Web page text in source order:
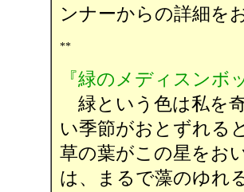
ンナーからの詳細を
**
『緑のメディスンボ
緑という色は私を
い季節がおとずれる
草の葉がこの星をお
は、まるで藻のゆれ